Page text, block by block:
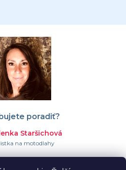
poradiť?
Staršichová
na motodlahy
911 023 366